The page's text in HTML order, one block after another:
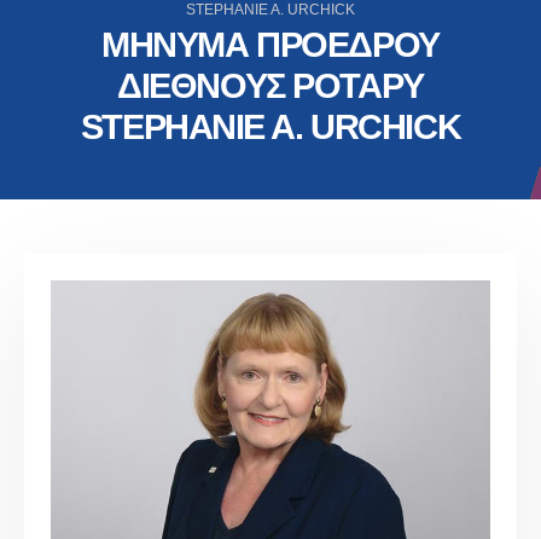
STEPHANIE A. URCHICK
ΜΗΝΥΜΑ ΠΡΟΕΔΡΟΥ
ΔΙΕΘΝΟΥΣ ΡΟΤΑΡΥ
STEPHANIE A. URCHICK